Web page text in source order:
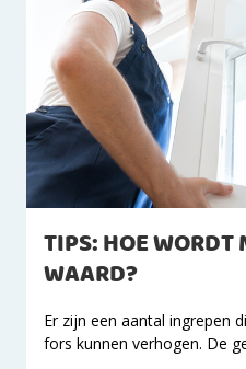
TIPS: HOE
WAARD?
Er zijn een aantal ingrepen
fors kunnen verhogen. De